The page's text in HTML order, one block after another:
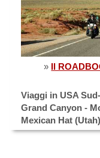
» Il
Viaggi in USA
Grand Canyon -
Mexican Hat (Utah)